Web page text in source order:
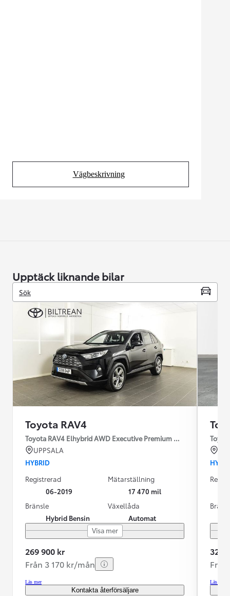
Vägbeskrivning
(Opens in new tab)
Upptäck liknande bilar
Sök
Toyota RAV4
Toyota RAV4 Elhybrid AWD Executive Premium Drag 360-kamera
UPPSALA
HYBRID
Registrerad
06-2019
Mätarställning
17 470 mil
Bränsle
Hybrid Bensin
Växellåda
Automat
Visa mer
269 900 kr
Från 3 170 kr/mån
Läs mer
Kontakta återförsäljare
324
Läs mer